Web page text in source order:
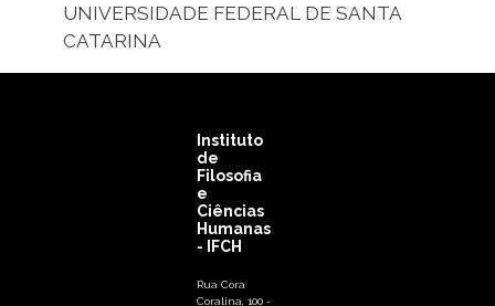
UNIVERSIDADE FEDERAL DE SANTA
CATARINA
Instituto
de
Filosofia
e
Ciências
Humanas
- IFCH
Rua Cora
Coralina, 100 -